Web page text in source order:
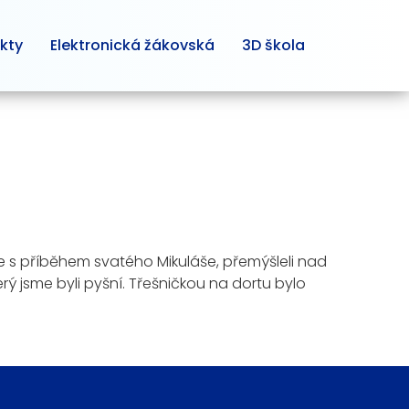
Elektronická žákovská 3D škola
s příběhem svatého Mikuláše, přemýšleli nad
jsme byli pyšní. Třešničkou na dortu bylo